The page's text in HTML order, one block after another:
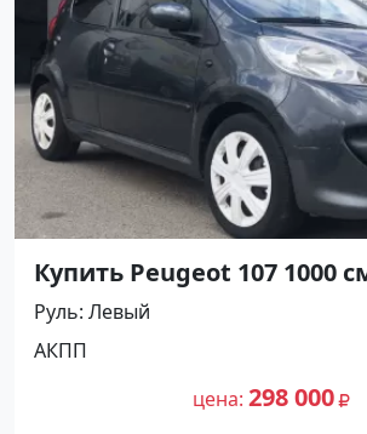
Купить Peugeot 107 1000
л.с.) Бензин инжектор в
цвет Серый Хетчбэк 2011
цене 298000 рублей,
№25170 на сайте
Руль Левый
АКПП
цена 298 000